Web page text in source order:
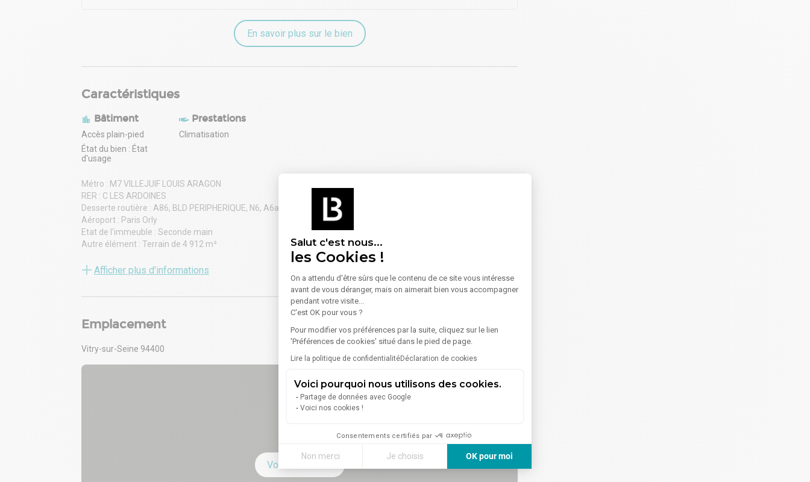
Salut c'est nous...
les Cookies !
On a attendu d'être sûrs que le contenu de ce site vous intéresse
avant de vous déranger, mais on aimerait bien vous accompagner
pendant votre visite...
C'est OK pour vous ?
Pour modifier vos préférences par la suite, cliquez sur le lien
'Préférences de cookies' situé dans le pied de page.
Lire la politique de confidentialitéDéclaration de cookies
Voici pourquoi nous utilisons des cookies.
Partage de données avec Google
Voici nos cookies !
Consentements certifiés par
Non merci Je choisis OK pour moi
Axeptio consent
Plateforme de Gestion du Consentement : Personnalisez vos Options
En savoir plus sur le bien
Caractéristiques
Bâtiment
Accès plain-pied
État du bien : État
d'usage
Prestations
Climatisation
Métro : M7 VILLEJUIF LOUIS ARAGON
RER : C LES ARDOINES
Desserte routière : A86, BLD PERIPHERIQUE, N6, A6a
Aéroport : Paris Orly
Etat de l'immeuble : Seconde main
Autre élément : Terrain de 4 912 m²
Charge au sol RDC : 5,00 tonne(s)/m²
Afficher plus d'informations
Emplacement
Vitry-sur-Seine 94400
Voir sur la carte